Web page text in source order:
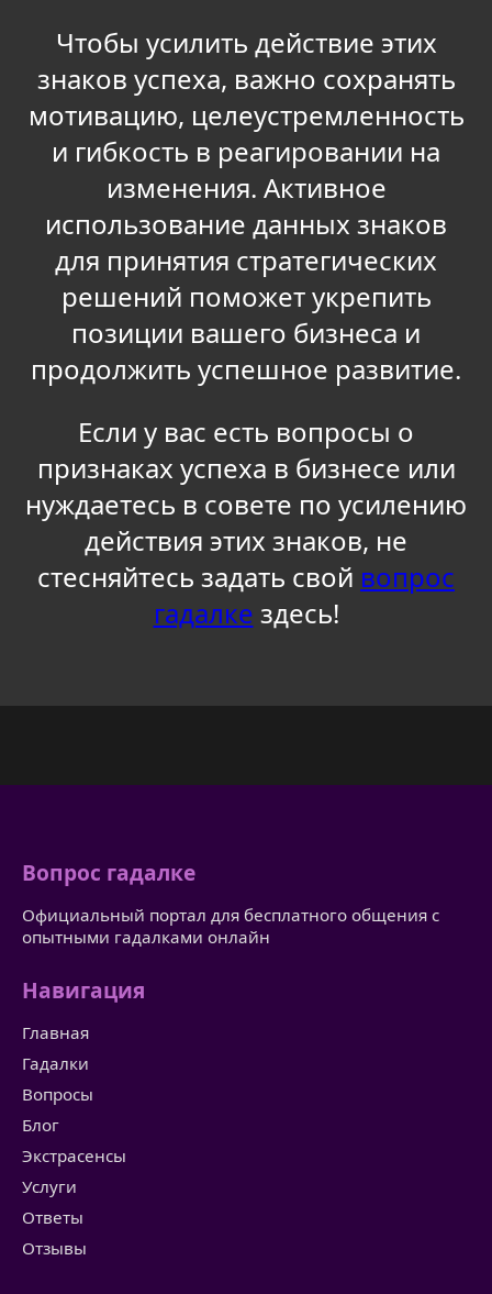
Чтобы усилить действие этих
знаков успеха, важно сохранять
мотивацию, целеустремленность
и гибкость в реагировании на
изменения. Активное
использование данных знаков
для принятия стратегических
решений поможет укрепить
позиции вашего бизнеса и
продолжить успешное развитие.
Если у вас есть вопросы о
признаках успеха в бизнесе или
нуждаетесь в совете по усилению
действия этих знаков, не
стесняйтесь задать свой вопрос
гадалке здесь!
Вопрос гадалке
Официальный портал для бесплатного общения с
опытными гадалками онлайн
Навигация
Главная
Гадалки
Вопросы
Блог
Экстрасенсы
Услуги
Ответы
Отзывы